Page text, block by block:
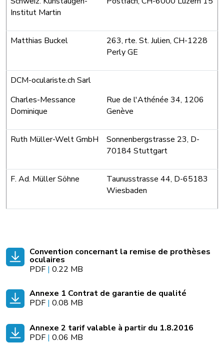
Institut Martin
Matthias Buckel
263, rte. St. Julien, CH-1228
Perly GE
DCM-oculariste.ch Sarl
Charles-Messance
Dominique
Rue de l'Athénée 34, 1206
Genève
Ruth Müller-Welt GmbH
Sonnenbergstrasse 23, D-
70184 Stuttgart
F. Ad. Müller Söhne
Taunusstrasse 44, D-65183
Wiesbaden
Convention concernant la remise de prothèses
oculaires
PDF | 0.22 MB
Annexe 1 Contrat de garantie de qualité
PDF | 0.08 MB
Annexe 2 tarif valable à partir du 1.8.2016
PDF | 0.06 MB